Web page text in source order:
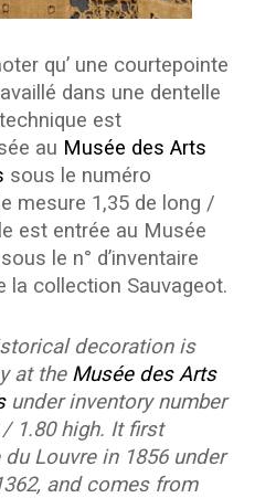
qu’ une courtepointe
dans une dentelle
est
au Musée des Arts
sous le numéro
mesure 1,35 de long /
est entrée au Musée
le n° d’inventaire
la collection Sauvageot.
decoration is
at the Musée des Arts
under inventory number
1.80 high. It first
Louvre in 1856 under
and comes from